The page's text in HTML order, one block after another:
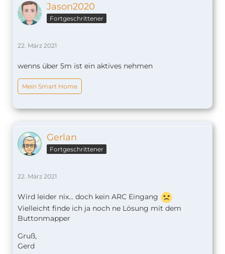
Jason2020
Fortgeschrittener
22. März 2021
wenns über 5m ist ein aktives nehmen
Mein Smart Home
Gerlan
Fortgeschrittener
22. März 2021
Wird leider nix... doch kein ARC Eingang
Vielleicht finde ich ja noch ne Lösung mit dem
Buttonmapper
Gruß,
Gerd